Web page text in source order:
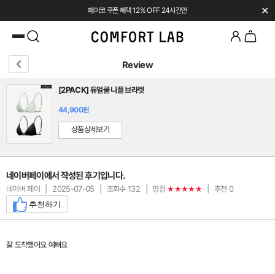
페이코 쿠폰 혜택 12% OFF 24시간만 ✕
Review
[2PACK] 듀얼쿨 니플 브라렛
44,900원
상품상세보기
네이버페이에서 작성된 후기입니다.
네이버 페이 2025-07-05 조회수 132 평점 ★★★★★ 추천 0
추천하기
잘 도착했어요 예뻐요